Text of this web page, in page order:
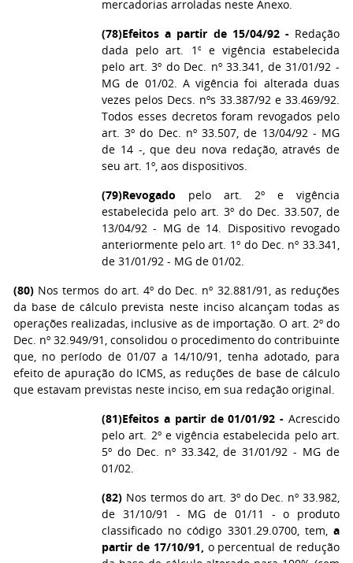
mercadorias arroladas neste Anexo.
(78)Efeitos a partir de 15/04/92 -Redação
dada pelo art. 1º e vigência estabelecida
pelo art. 3º do Dec. nº 33.341, de 31/01/92 -
MG de 01/02. A vigência foi alterada duas
vezes pelos Decs. nºs 33.387/92 e 33.469/92.
Todos esses decretos foram revogados pelo
art. 3º do Dec. nº 33.507, de 13/04/92 - MG
de 14 -, que deu nova redação, através de
seu art. 1º, aos dispositivos.
(79)Revogado pelo art. 2º e vigência
estabelecida pelo art. 3º do Dec. 33.507, de
13/04/92 - MG de 14. Dispositivo revogado
anteriormente pelo art. 1º do Dec. nº 33.341,
de 31/01/92 - MG de 01/02.
(80) Nos termos do art. 4º do Dec. nº 32.881/91, as reduções
da base de cálculo prevista neste inciso alcançam todas as
operações realizadas, inclusive as de importação. O art. 2º do
Dec. nº 32.949/91, consolidou o procedimento do contribuinte
que, no período de 01/07 a 14/10/91, tenha adotado, para
efeito de apuração do ICMS, as reduções de base de cálculo
que estavam previstas neste inciso, em sua redação original.
(81)Efeitos a partir de 01/01/92 - Acrescido
pelo art. 2º e vigência estabelecida pelo art.
5º do Dec. nº 33.342, de 31/01/92 - MG de
01/02.
(82) Nos termos do art. 3º do Dec. nº 33.982,
de 31/10/91 - MG de 01/11 - o produto
classificado no código 3301.29.0700, tem, a
partir de 17/10/91, o percentual de redução